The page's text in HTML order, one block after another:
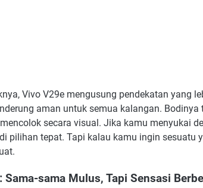
Vivo V29e mengusung pendekatan yang
aman untuk semua kalangan.
secara visual. Jika kamu menyukai
pilihan tepat. Tapi kalau kamu ingin sesuatu
Sama-sama Mulus, Tapi Sensasi